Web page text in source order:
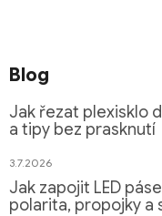
Blog
Jak řezat plexisklo
a tipy bez prasknutí
3.7.2026
Jak zapojit LED
polarita, propojky a